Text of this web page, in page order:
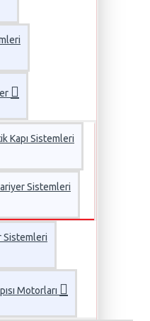
Kapı Sistemleri
Sistemleri
Sistemleri
Motorları